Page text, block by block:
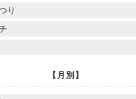
り
【月別】